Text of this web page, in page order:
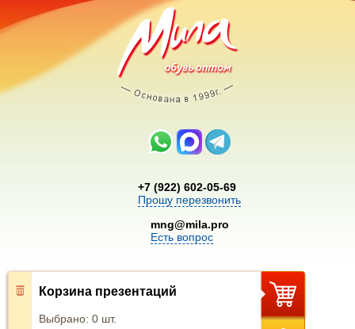
+7 (922) 602-05-69
Прошу перезвонить
mng@mila.pro
Есть вопрос
Корзина презентаций
Выбрано: 0 шт.